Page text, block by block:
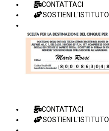
CONTATTACI
SOSTIENI L'ISTITUTO
CONTATTACI
SOSTIENI L'ISTITUTO